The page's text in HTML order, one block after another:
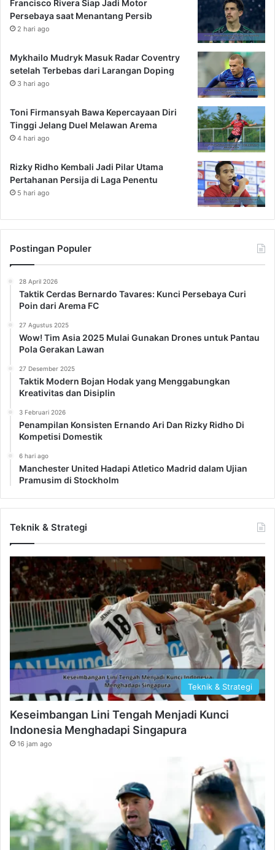
Francisco Rivera Siap Jadi Motor
Persebaya saat Menantang Persib
2 hari ago
Mykhailo Mudryk Masuk Radar Coventry
setelah Terbebas dari Larangan Doping
3 hari ago
Toni Firmansyah Bawa Kepercayaan Diri
Tinggi Jelang Duel Melawan Arema
4 hari ago
Rizky Ridho Kembali Jadi Pilar Utama
Pertahanan Persija di Laga Penentu
5 hari ago
Postingan Populer
28 April 2026
Taktik Cerdas Bernardo Tavares: Kunci Persebaya Curi
Poin dari Arema FC
27 Agustus 2025
Wow! Tim Asia 2025 Mulai Gunakan Drones untuk Pantau
Pola Gerakan Lawan
27 Desember 2025
Taktik Modern Bojan Hodak yang Menggabungkan
Kreativitas dan Disiplin
3 Februari 2026
Penampilan Konsisten Ernando Ari Dan Rizky Ridho Di
Kompetisi Domestik
6 hari ago
Manchester United Hadapi Atletico Madrid dalam Ujian
Pramusim di Stockholm
Teknik & Strategi
Teknik & Strategi
Keseimbangan Lini Tengah Menjadi Kunci
Indonesia Menghadapi Singapura
16 jam ago